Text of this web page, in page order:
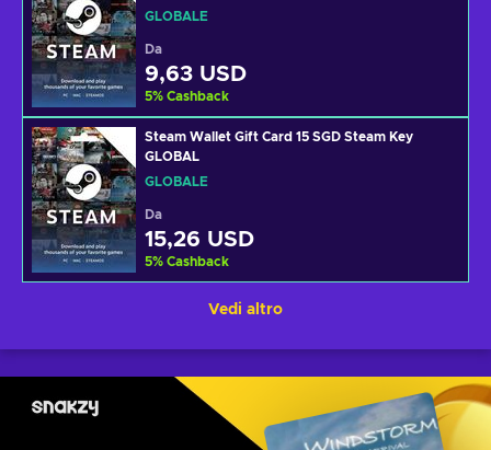
GLOBALE
Da
9,63 USD
5% Cashback
Steam Wallet Gift Card 15 SGD Steam Key
GLOBAL
GLOBALE
Da
15,26 USD
5% Cashback
Vedi altro